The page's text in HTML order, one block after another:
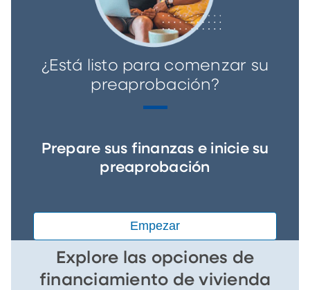
¿Está listo para comenzar su
preaprobación?
Prepare sus finanzas e inicie su
preaprobación
Empezar
Explore las opciones de
financiamiento de vivienda